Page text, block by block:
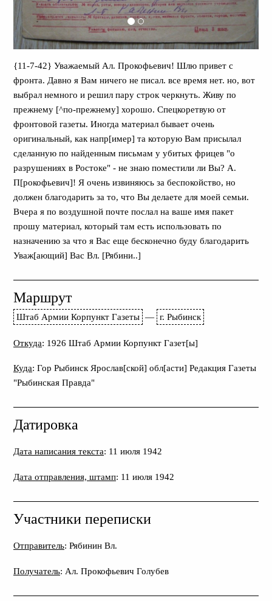
{11-7-42} Уважаемый Ал. Прокофьевич! Шлю привет с
фронта. Давно я Вам ничего не писал. все время нет. но, вот
выбрал немного и решил пару строк черкнуть. Живу по
прежнему [^по-прежнему] хорошо. Спецкоретвую от
фронтовой газеты. Иногда материал бывает очень
оригинальный, как напр[имер] та которую Вам присылал
сделанную по найденным письмам у убитых фрицев "о
разрушениях в Ростоке" - не знаю поместили ли Вы? А.
П[рокофьевич]! Я очень извиняюсь за беспокойство, но
должен благодарить за то, что Вы делаете для моей семьи.
Вчера я по воздушной почте послал на ваше имя пакет
прошу материал, который там есть использовать по
назначению за что я Вас еще бесконечно буду благодарить
Уваж[ающий] Вас Вл. [Рябини..]
Маршрут
Штаб Армии Корпункт Газеты — г. Рыбинск
Откуда: 1926 Штаб Армии Корпункт Газет[ы]
Куда: Гор Рыбинск Ярослав[ской] обл[асти] Редакция Газеты
"Рыбинская Правда"
Датировка
Дата написания текста: 11 июля 1942
Дата отправления, штамп: 11 июля 1942
Участники переписки
Отправитель: Рябинин Вл.
Получатель: Ал. Прокофьевич Голубев